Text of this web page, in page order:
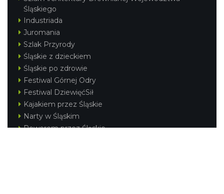
Śląskiego
Industriada
Juromania
Szlak Przyrody
Śląskie z dzieckiem
Śląskie po zdrowie
Festiwal Górnej Odry
Festiwal DziewięćSił
Kajakiem przez Śląskie
Narty w Śląskim
Rowerem przez Śląskie